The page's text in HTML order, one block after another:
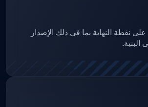
حدد برنامج DLP على نقطة النهاية بما في ذلك الإصدار
البنية.